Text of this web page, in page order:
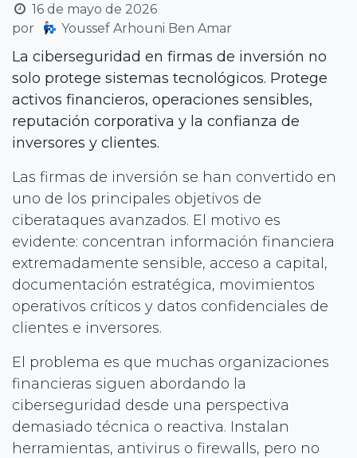
16 de mayo de 2026
por
Youssef Arhouni Ben Amar
La ciberseguridad en firmas de inversión no
solo protege sistemas tecnológicos. Protege
activos financieros, operaciones sensibles,
reputación corporativa y la confianza de
inversores y clientes.
Las firmas de inversión se han convertido en
uno de los principales objetivos de
ciberataques avanzados. El motivo es
evidente: concentran información financiera
extremadamente sensible, acceso a capital,
documentación estratégica, movimientos
operativos críticos y datos confidenciales de
clientes e inversores.
El problema es que muchas organizaciones
financieras siguen abordando la
ciberseguridad desde una perspectiva
demasiado técnica o reactiva. Instalan
herramientas, antivirus o firewalls, pero no